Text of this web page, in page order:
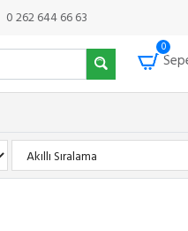
0 262 644 66 63
0